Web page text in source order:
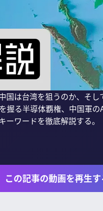
国は台湾を狙うのか、そ
握る半導体覇権、中国軍
ワードを徹底解説する。
この記事の動画を再生す